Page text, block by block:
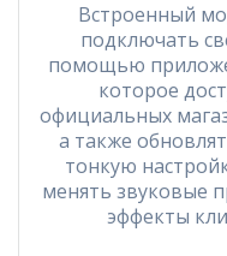
Встроенный
подключать
помощью
которое
официальных
а также
тонкую
менять звуковые
эффекты